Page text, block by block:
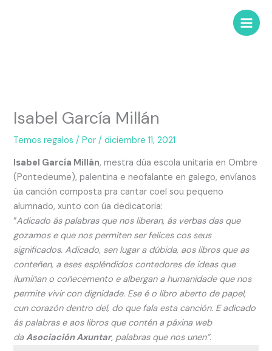
Isabel García Millán
Temos regalos / Por/diciembre 11, 2021
Isabel García Millán, mestra dúa escola unitaria en Ombre
(Pontedeume), palentina e neofalante en galego, envíanos
úa canción composta pra cantar coel sou pequeno
alumnado, xunto con úa dedicatoria:
“Adicado ás palabras que nos liberan, ás verbas das que
gozamos e que nos permiten ser felices cos seus
significados. Adicado, sen lugar a dúbida, aos libros que as
conteñen, a eses espléndidos contedores de ideas que
ilumiñan o coñecemento e albergan a humanidade que nos
permite vivir con dignidade. Ese é o libro aberto de papel,
cun corazón dentro del, do que fala esta canción. E adicado
ás palabras e aos libros que contén a páxina web
daAsociación Axuntar, palabras que nos unen”.